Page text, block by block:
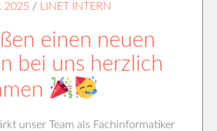
2025 / LINET INTERN
einen neuen
bei uns herzlich
unser Team als Fachinformatiker